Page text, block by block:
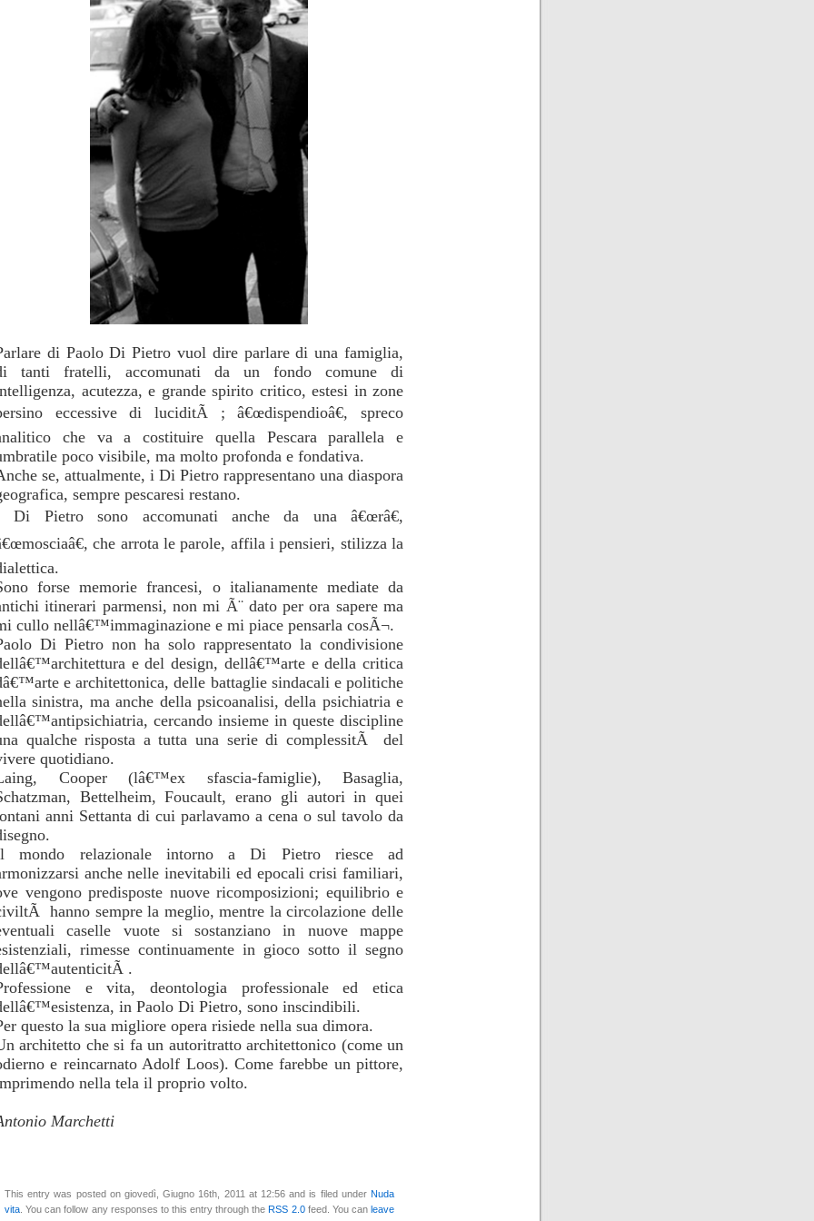
di Paolo Di Pietro vuol dire parlare di una famiglia,
tanti fratelli, accomunati da un fondo comune di
acutezza, e grande spirito critico, estesi in zone
eccessive di luciditÃ ; â€œdispendioâ€, spreco
che va a costituire quella Pescara parallela e
poco visibile, ma molto profonda e fondativa.
se, attualmente, i Di Pietro rappresentano una diaspora
sempre pescaresi restano.
Di Pietro sono accomunati anche da una â€œrâ€,
che arrota le parole, affila i pensieri, stilizza la
forse memorie francesi, o italianamente mediate da
itinerari parmensi, non mi Ã¨ dato per ora sapere ma
cullo nellâ€™immaginazione e mi piace pensarla cosÃ¬.
Di Pietro non ha solo rappresentato la condivisione
e del design, dellâ€™arte e della critica
e architettonica, delle battaglie sindacali e politiche
sinistra, ma anche della psicoanalisi, della psichiatria e
cercando insieme in queste discipline
qualche risposta a tutta una serie di complessitÃ del
quotidiano.
Cooper (lâ€™ex sfascia-famiglie), Basaglia,
Bettelheim, Foucault, erano gli autori in quei
anni Settanta di cui parlavamo a cena o sul tavolo da
mondo relazionale intorno a Di Pietro riesce ad
anche nelle inevitabili ed epocali crisi familiari,
vengono predisposte nuove ricomposizioni; equilibrio e
hanno sempre la meglio, mentre la circolazione delle
caselle vuote si sostanziano in nuove mappe
rimesse continuamente in gioco sotto il segno
.
e vita, deontologia professionale ed etica
in Paolo Di Pietro, sono inscindibili.
questo la sua migliore opera risiede nella sua dimora.
architetto che si fa un autoritratto architettonico (come un
e reincarnato Adolf Loos). Come farebbe un pittore,
nella tela il proprio volto.
Marchetti
This entry was posted on giovedì, Giugno 16th, 2011 at 12:56 and is filed under Nuda
vita . You can follow any responses to this entry through theRSS 2.0feed. You can leave